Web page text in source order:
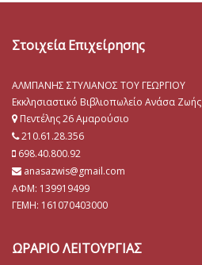
Στοιχεία Επιχείρησης
ΑΛΜΠΑΝΗΣ ΣΤΥΛΙΑΝΟΣ ΤΟΥ ΓΕΩΡΓΙΟΥ
Εκκλησιαστικό Βιβλιοπωλείο Ανάσα Ζωής
Πεντέλης 26 Αμαρούσιο
210.61.28.356
698.40.800.92
anasazwis@gmail.com
ΑΦΜ: 139919499
ΓΕΜΗ: 161070403000
ΩΡΑΡΙΟ ΛΕΙΤΟΥΡΓΙΑΣ